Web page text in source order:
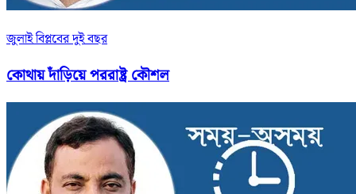
জুলাই বিপ্লবের দুই বছর
কোথায় দাঁড়িয়ে পররাষ্ট্র কৌশল